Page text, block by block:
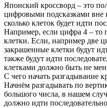
Японский кроссворд – это
цифровыми подсказками
сколько клеток будет идти
Например, если цифра 4 – то
клетки. Если, например две
закрашенные клетки будут
также будут идти
клетками должно быть не
С чего начать разгадывание
Начнём разгадывать по
большого числа, в нашем
должно идти